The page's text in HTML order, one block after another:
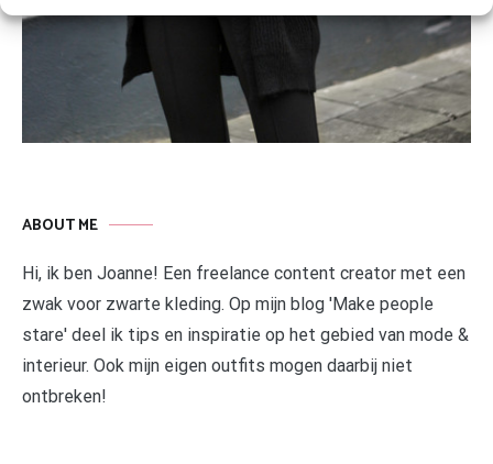
ABOUT ME
Hi, ik ben Joanne! Een freelance content creator met een
zwak voor zwarte kleding. Op mijn blog 'Make people
stare' deel ik tips en inspiratie op het gebied van mode &
interieur. Ook mijn eigen outfits mogen daarbij niet
ontbreken!